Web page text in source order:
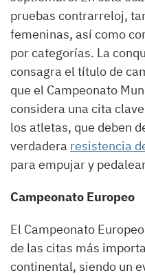
pruebas contrarreloj,
femeninas, así como
por categorías. La
consagra el título de
que el Campeonato
considera una cita
los atletas, que deben
verdadera resistencia
para empujar y
Campeonato Europeo
El Campeonato
de las citas más
continental, siendo un